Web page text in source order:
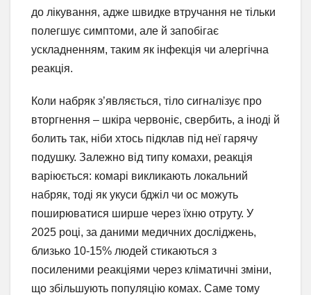
до лікування, адже швидке втручання не тільки
полегшує симптоми, але й запобігає
ускладненням, таким як інфекція чи алергічна
реакція.
Коли набряк з’являється, тіло сигналізує про
вторгнення – шкіра червоніє, свербить, а іноді й
болить так, ніби хтось підклав під неї гарячу
подушку. Залежно від типу комахи, реакція
варіюється: комарі викликають локальний
набряк, тоді як укуси бджіл чи ос можуть
поширюватися ширше через їхню отруту. У
2025 році, за даними медичних досліджень,
близько 10-15% людей стикаються з
посиленими реакціями через кліматичні зміни,
що збільшують популяцію комах. Саме тому